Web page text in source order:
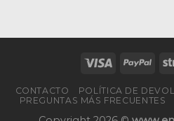
CONTACTO
POLÍTICA DE
PREGUNTAS MÁS FRECUENTES